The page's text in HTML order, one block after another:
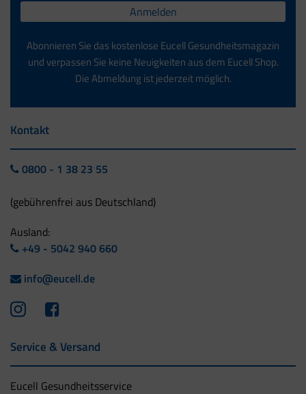
Anmelden
Abonnieren Sie das kostenlose Eucell Gesundheitsmagazin
und verpassen Sie keine Neuigkeiten aus dem Eucell Shop.
Die Abmeldung ist jederzeit möglich.
Kontakt
0800 - 1 38 23 55
(gebührenfrei aus Deutschland)
Ausland:
+49 - 5042 940 660
info@eucell.de
Service & Versand
Eucell Gesundheitsservice